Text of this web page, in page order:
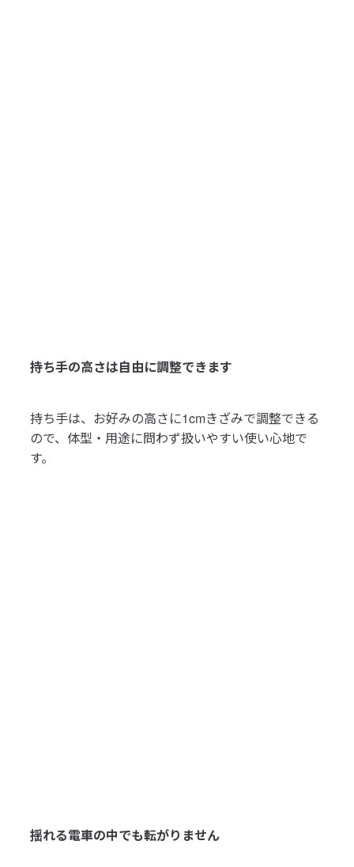
持ち手の高さは自由に調整できます
持ち手は、お好みの高さに1cmきざみで調整できる
ので、体型・用途に問わず扱いやすい使い心地で
す。
揺れる電車の中でも転がりません